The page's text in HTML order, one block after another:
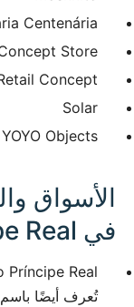
Centenária
Store
Concept
Solar
YOYO Objects
الأسواق
في Príncipe Real